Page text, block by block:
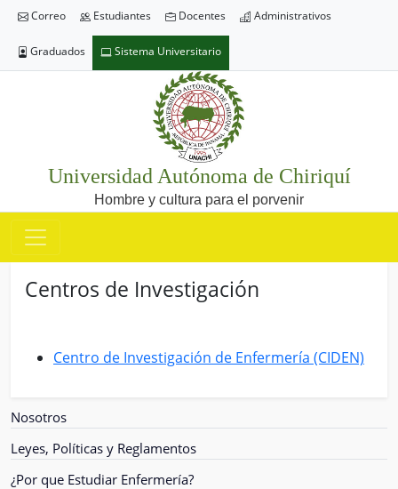
Correo Estudiantes Docentes Administrativos
Graduados Sistema Universitario
Universidad Autónoma de Chiriquí
Hombre y cultura para el porvenir
Nosotros
Leyes, Políticas y Reglamentos
¿Por que Estudiar Enfermería?
Centros de Investigación
Centro de Investigación de Enfermería (CIDEN)